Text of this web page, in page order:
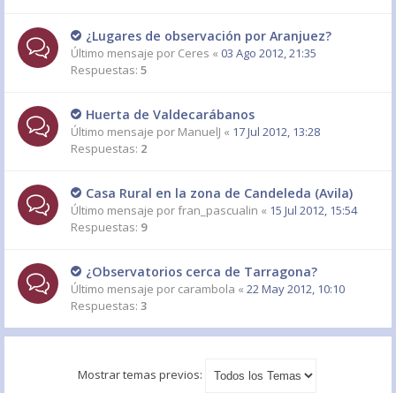
¿Lugares de observación por Aranjuez?
Último mensaje por Ceres « 03 Ago 2012, 21:35
Respuestas: 5
Huerta de Valdecarábanos
Último mensaje por ManuelJ « 17 Jul 2012, 13:28
Respuestas: 2
Casa Rural en la zona de Candeleda (Avila)
Último mensaje porfran_pascualin « 15 Jul 2012, 15:54
Respuestas: 9
¿Observatorios cerca de Tarragona?
Último mensaje por carambola « 22 May 2012, 10:10
Respuestas: 3
Mostrar temas previos: